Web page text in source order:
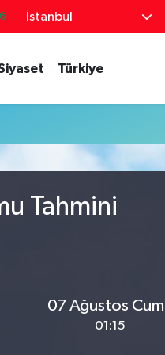
İstanbul
Türkiye
Tahmini
07 Ağustos
01:15